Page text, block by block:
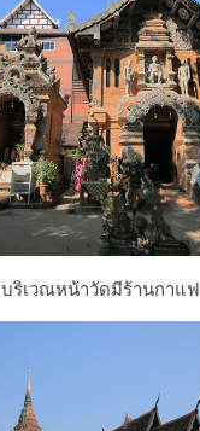
บริเวณหน้าวัดมีร้านกาแฟ